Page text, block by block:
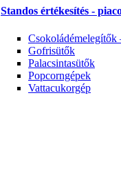
Standos értékesítés -
Csokoládémelegítők
Gofrisütők
Palacsintasütők
Popcorngépek
Vattacukorgép